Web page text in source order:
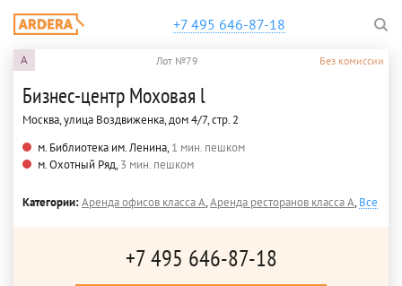
+7 495 646-87-18
A Лот №79 Без комиссии
Бизнес-центр Моховая l
Москва, улица Воздвиженка, дом 4/7, стр. 2
м. Библиотека им. Ленина,1 мин. пешком
м. Охотный Ряд,3 мин. пешком
Категории:Аренда офисов класса A,Аренда ресторанов класса A,Все
+7 495 646-87-18